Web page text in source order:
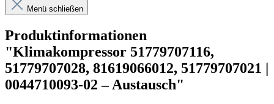
Menü schließen
Produktinformationen
"Klimakompressor 51779707116,
51779707028, 81619066012, 51779707021 |
0044710093-02 – Austausch"